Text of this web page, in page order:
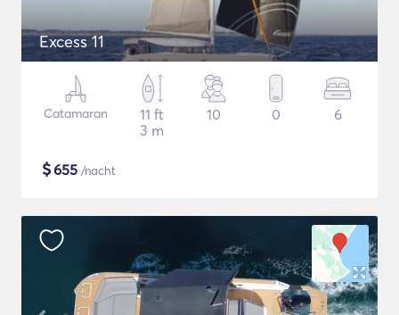
Excess 11
Catamaran
11 ft
3 m
10 0 6
$655 /nacht